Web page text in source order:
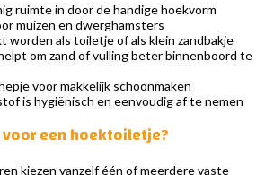
ruimte in door de handige hoekvorm
muizen en dwerghamsters
worden als toiletje of als klein zandbakje
om zand of vulling beter binnenboord te
voor makkelijk schoonmaken
is hygiënisch en eenvoudig af te nemen
een hoektoiletje?
kiezen vanzelf één of meerdere vaste